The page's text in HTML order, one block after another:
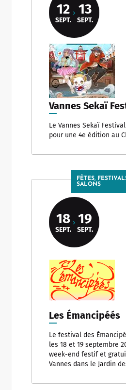
12
SEPT.
13
SEPT.
Vannes Sekaï
Le Vannes Sekaï
pour une 4e édition au
FÊTES,
SALONS
18
SEPT.
19
SEPT.
Les Émancipéés
Le festival des
les 18 et 19 septembre
week-end festif et
Vannes dans le Jardin